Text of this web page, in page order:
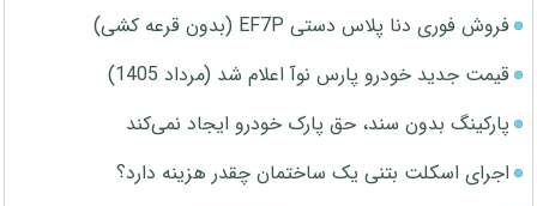
فروش فوری دنا پلاس دستی EF7P (بدون قرعه کشی)
قیمت جدید خودرو پارس نوآ اعلام شد (مرداد 1405)
پارکینگ بدون سند، حق پارک خودرو ایجاد نمی‌کند
اجرای اسکلت بتنی یک ساختمان چقدر هزینه دارد؟